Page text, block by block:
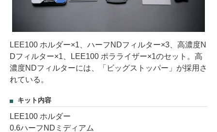
LEE100 ホルダー×1、ハーフNDフィルター×3、高濃度N
Dフィルター×1、LEE100 ポラライザー×1のセット。高
濃度NDフィルターには、「ビッグストッパー」が採用さ
れている。
キット内容
LEE100 ホルダー
0.6ハーフNDミディアム